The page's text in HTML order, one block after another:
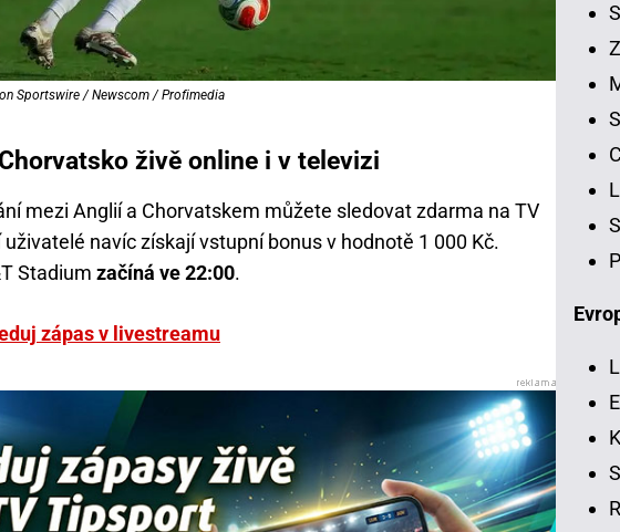
Sportswire / Newscom / Profimedia
živě online i v televizi
mezi Anglií a Chorvatskem můžete sledovat zdarma na TV
navíc získají vstupní bonus v hodnotě 1 000 Kč.
Stadium začíná ve 22:00.
zápas v livestreamu